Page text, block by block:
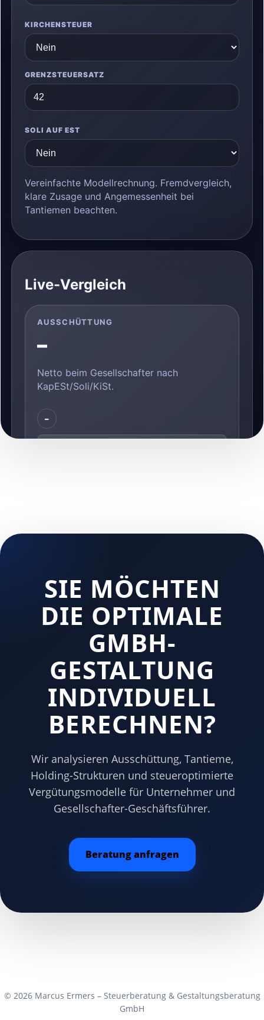
SIE MÖCHTEN
DIE OPTIMALE
GMBH-
GESTALTUNG
INDIVIDUELL
BERECHNEN?
Wir analysieren Ausschüttung, Tantieme,
Holding-Strukturen und steueroptimierte
Vergütungsmodelle für Unternehmer und
Gesellschafter-Geschäftsführer.
Beratung anfragen
© 2026 Marcus Ermers – Steuerberatung & Gestaltungsberatung
GmbH